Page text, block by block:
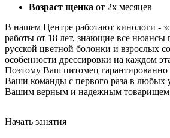
Возраст щенка от 2х месяцев
В нашем Центре работают кинологи -
работы от 18 лет, знающие все нюансы
русской цветной болонки и взрослых
особенности дрессировки на каждом
Поэтому Ваш питомец гарантированно
Ваши команды с первого раза в любых
Вашим верным и надежным
Начать занятия